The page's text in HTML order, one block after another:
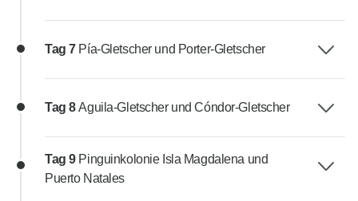
Tag 7 Pía-Gletscher und Porter-Gletscher
Tag 8Aguila-Gletscher und Cóndor-Gletscher
Tag 9 Pinguinkolonie Isla Magdalena und
Puerto Natales